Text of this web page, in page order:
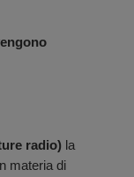
radio) la
materia di